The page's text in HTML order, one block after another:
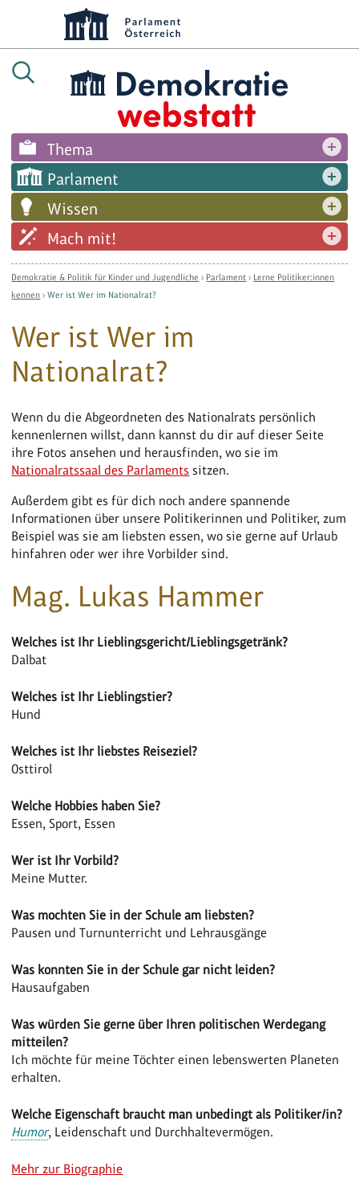
Thema
Parlament
Wissen
Mach mit!
Demokratie & Politik für Kinder und Jugendliche › Parlament › Lerne Politiker:innen
kennen ›Wer ist Wer im Nationalrat?
Wer ist Wer im
Nationalrat?
Wenn du die Abgeordneten des Nationalrats persönlich
kennenlernen willst, dann kannst du dir auf dieser Seite
ihre Fotos ansehen und herausfinden, wo sie im
Nationalratssaal des Parlaments sitzen.
Außerdem gibt es für dich noch andere spannende
Informationen über unsere Politikerinnen und Politiker, zum
Beispiel was sie am liebsten essen, wo sie gerne auf Urlaub
hinfahren oder wer ihre Vorbilder sind.
Mag. Lukas Hammer
Welches ist Ihr Lieblingsgericht/Lieblingsgetränk?
Dalbat
Welches ist Ihr Lieblingstier?
Hund
Welches ist Ihr liebstes Reiseziel?
Osttirol
Welche Hobbies haben Sie?
Essen, Sport, Essen
Wer ist Ihr Vorbild?
Meine Mutter.
Was mochten Sie in der Schule am liebsten?
Pausen und Turnunterricht und Lehrausgänge
Was konnten Sie in der Schule gar nicht leiden?
Hausaufgaben
Was würden Sie gerne über Ihren politischen Werdegang
mitteilen?
Ich möchte für meine Töchter einen lebenswerten Planeten
erhalten.
Welche Eigenschaft braucht man unbedingt als Politiker/in?
Humor, Leidenschaft und Durchhaltevermögen.
Mehr zur Biographie